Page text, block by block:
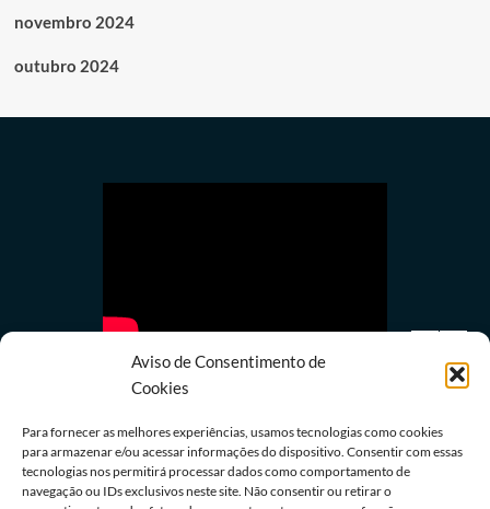
Aviso de Consentimento de
Cookies
Para fornecer as melhores experiências, usamos tecnologias como cookies
para armazenar e/ou acessar informações do dispositivo. Consentir com essas
tecnologias nos permitirá processar dados como comportamento de
navegação ou IDs exclusivos neste site. Não consentir ou retirar o
novembro 2024
outubro 2024
Política
Lula quer mostrar a Trump números de queda do